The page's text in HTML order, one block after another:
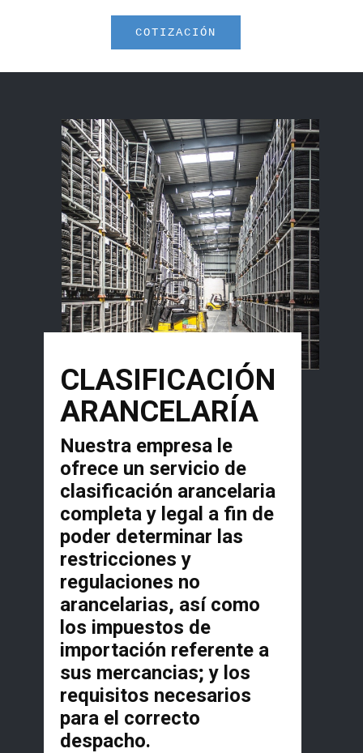
COTIZACIÓN
CLASIFICACIÓN
ARANCELARÍA
Nuestra empresa le
ofrece un servicio de
clasificación arancelaria
completa y legal a fin de
poder determinar las
restricciones y
regulaciones no
arancelarias, así como
los impuestos de
importación referente a
sus mercancias; y los
requisitos necesarios
para el correcto
despacho.